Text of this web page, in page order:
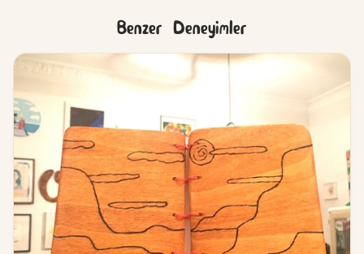
Benzer Deneyimler